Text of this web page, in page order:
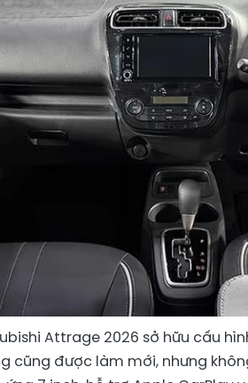
Attrage 2026 sở hữu cấu
cũng được làm mới, nhưng